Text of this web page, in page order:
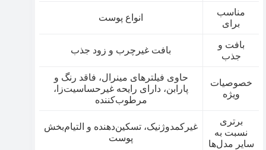
مناسب
برای
انواع پوست
بافت و
جذب
بافت غیرچرب و زود جذب
خصوصیات
ویژه
حاوی فیلترهای مینرال، فاقد رنگ و
پارابن، دارای رایحه غیرحساسیت‌زا،
مرطوب‌کننده
برتری
نسبت به
سایر مدل‌ها
غیرکمدوژنیک، تسکین‌دهنده و التیام‌بخش
پوست